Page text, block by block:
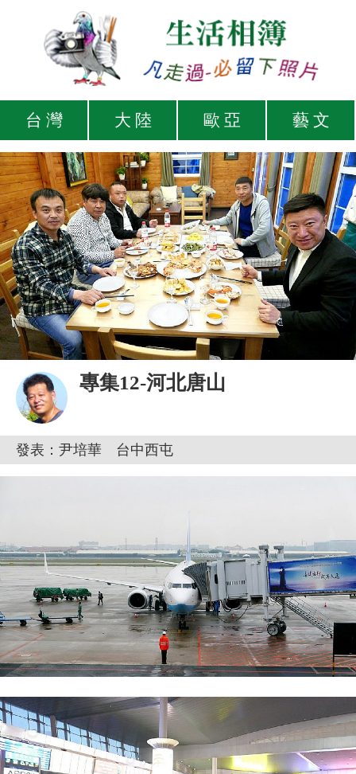
台 灣 大 陸 歐 亞 藝 文
專集12-河北唐山
發表：尹培華 台中西屯